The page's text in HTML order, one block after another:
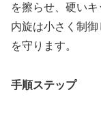
を擦らせ、硬い
内旋は小さく制
を守ります。
手順ステップ